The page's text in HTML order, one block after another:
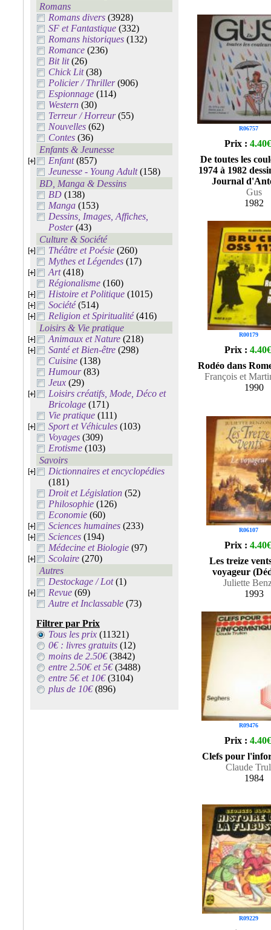
Romans
Romans divers (3928)
SF et Fantastique (332)
Romans historiques (132)
Romance (236)
Bit lit(26)
Chick Lit(38)
Policier / Thriller(906)
Espionnage (114)
Western (30)
Terreur / Horreur(55)
Nouvelles (62)
Contes (36)
Enfants & Jeunesse
Enfant(857)
Jeunesse - Young Adult(158)
BD, Manga & Dessins
BD (138)
Manga (153)
Dessins, Images, Affiches,
Poster(43)
Culture & Société
Théâtre et Poésie (260)
Mythes et Légendes (17)
Art(418)
Régionalisme (160)
Histoire et Politique (1015)
Société(514)
Religion et Spiritualité(416)
Loisirs & Vie pratique
Animaux et Nature (218)
Santé et Bien-être (298)
Cuisine (138)
Humour(83)
Jeux (29)
Loisirs créatifs, Mode, Déco et
Bricolage (171)
Vie pratique (111)
Sport et Véhicules (103)
Voyages (309)
Erotisme (103)
Savoirs
Dictionnaires et encyclopédies
(181)
Droit et Législation (52)
Philosophie (126)
Economie (60)
Sciences humaines (233)
Sciences (194)
Médecine et Biologie (97)
Scolaire (270)
Autres
Destockage / Lot(1)
Revue (69)
Autre et Inclassable (73)
Filtrer par Prix
Tous les prix (11321)
0€ : livres gratuits (12)
moins de 2.50€(3842)
entre 2.50€ et 5€(3488)
entre 5€ et 10€(3104)
plus de 10€(896)
R06757
Prix : 4.40€
De toutes les
1974 à 1982
Journal
Gus
1982
R00179
Prix : 4.40€
Rodéo dans
François et
1990
R06107
Prix : 4.40€
Les treize
voyageur
Juliette
1993
R09476
Prix : 4.40€
Clefs pour
Claude
1984
R09229